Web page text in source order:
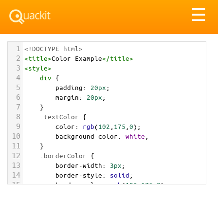
☰
1 <!DOCTYPE html>
2 <title>Color Example</title>
3 <style>
4 div {
5 padding: 20px;
6 margin: 20px;
7 }
8 .textColor {
9 color: rgb(102 175 0);
10 background-color: white;
11 }
12 .borderColor {
13 border-width: 3px;
14 border-style: solid;
15 border-color: rgb(102,175,0);